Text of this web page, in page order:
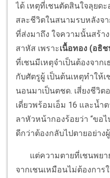
ได้ เหตุที่เชนตัดสินใจลุยด
สละชีวิตในสนามรบหลังจ
ที่ส่งมาถึง ใจความนั้นสร้า
สาหัส เพราะเนื้อทอง (อธิ
ที่เชนมีเหตุจำเป็นต้องจาก
กับศัตรูผู้ เป็นต้นเหตุทำให้
นอนมาเป็นตชด. เสี่ยงชีวิ
เดี่ยวพร้อมเอ็ม 16 และน้ำ
ลาหัวหน้ากองร้อยว่า “ขอ
ดีกว่าต้องกลับไปตายอย่าง
แต่ความตายที่เชนพยาย
จากเชนเหมือนไม่ต้องการ